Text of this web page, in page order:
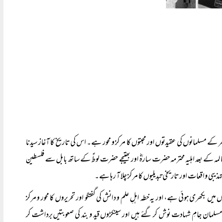
کی عقیدتوں اور محبتوں کا مرکز و محور ہے۔ اس کی تاریخ کا آغاز سیدنا
بعد اہلیہ محترمہ حضرت سارہؓ اور بھتیجے حضرت لوطؑ کے ساتھ بابل سے فلسطین
واقعات اور تاریخی تبدیلیوں کا مرکز چلا آ رہا ہے۔
بکھری ہوئی ہے، اور یہ خطہ اہلِ علم و دانش کی گفتگو اور تحریروں کا محور و مرکز
جامِ شہادت نوش کر گئے ہیں اور سینکڑوں قید و بند کی صعوبتیں برداشت کر